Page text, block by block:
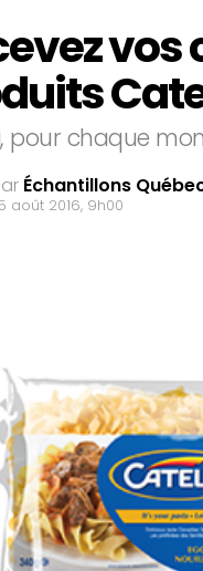
pour chaque
Échantillons
août 2016, 9h00